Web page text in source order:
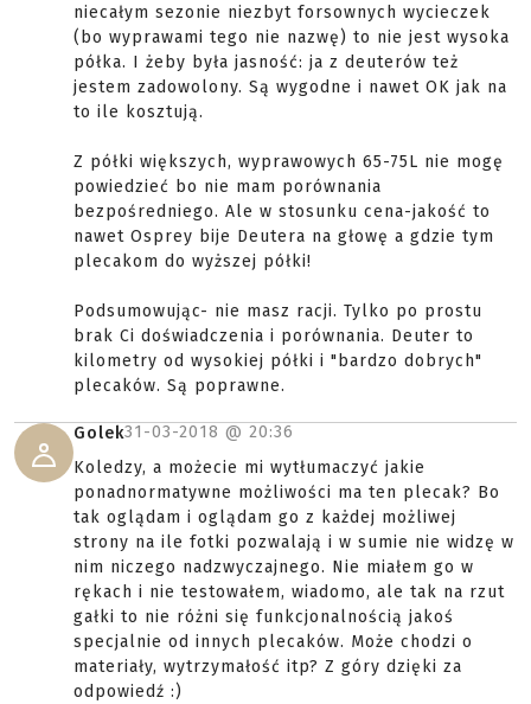
niecałym sezonie niezbyt forsownych wycieczek
(bo wyprawami tego nie nazwę) to nie jest wysoka
półka. I żeby była jasność: ja z deuterów też
jestem zadowolony. Są wygodne i nawet OK jak na
to ile kosztują.
Z półki większych, wyprawowych 65-75L nie mogę
powiedzieć bo nie mam porównania
bezpośredniego. Ale w stosunku cena-jakość to
nawet Osprey bije Deutera na głowę a gdzie tym
plecakom do wyższej półki!
Podsumowując- nie masz racji. Tylko po prostu
brak Ci doświadczenia i porównania. Deuter to
kilometry od wysokiej półki i "bardzo dobrych"
plecaków. Są poprawne.
Golek31-03-2018 @ 20:36
Koledzy, a możecie mi wytłumaczyć jakie
ponadnormatywne możliwości ma ten plecak? Bo
tak oglądam i oglądam go z każdej możliwej
strony na ile fotki pozwalają i w sumie nie widzę w
nim niczego nadzwyczajnego. Nie miałem go w
rękach i nie testowałem, wiadomo, ale tak na rzut
gałki to nie różni się funkcjonalnością jakoś
specjalnie od innych plecaków. Może chodzi o
materiały, wytrzymałość itp? Z góry dzięki za
odpowiedź :)